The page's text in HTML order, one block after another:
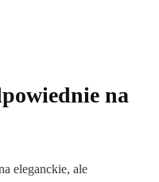
na
eleganckie, ale